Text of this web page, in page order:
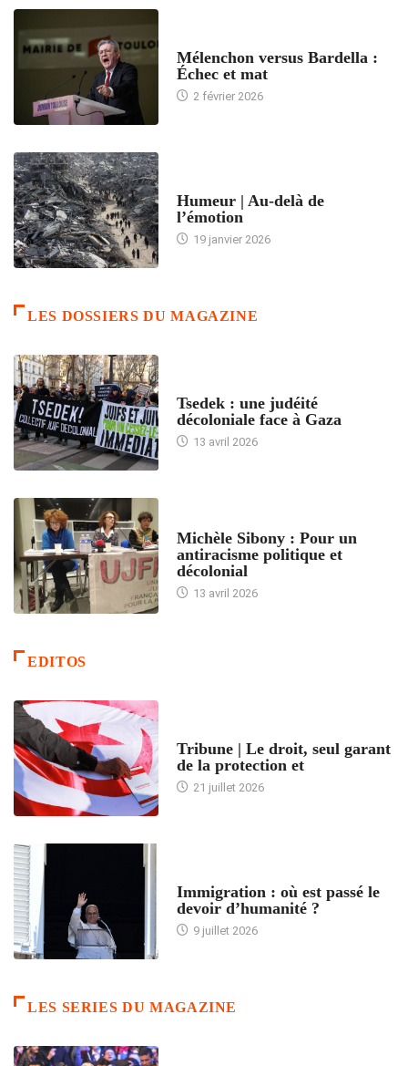
Mélenchon versus Bardella :
Échec et mat
2 février 2026
Humeur | Au-delà de
l’émotion
19 janvier 2026
LES DOSSIERS DU MAGAZINE
Tsedek : une judéité
décoloniale face à Gaza
13 avril 2026
Michèle Sibony : Pour un
antiracisme politique et
décolonial
13 avril 2026
EDITOS
Tribune | Le droit, seul garant
de la protection et
21 juillet 2026
Immigration : où est passé le
devoir d’humanité ?
9 juillet 2026
LES SERIES DU MAGAZINE